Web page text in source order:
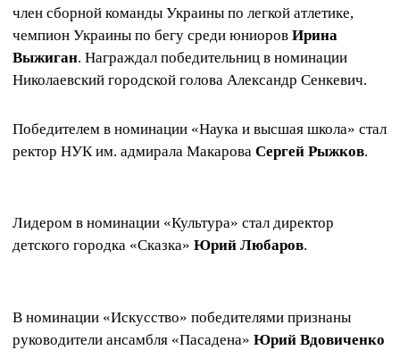
член сборной команды Украины по легкой атлетике,
чемпион Украины по бегу среди юниоров Ирина
Выжиган. Награждал победительниц в номинации
Николаевский городской голова Александр Сенкевич.
Победителем в номинации «Наука и высшая школа» стал
ректор НУК им. адмирала Макарова Сергей Рыжков.
Лидером в номинации «Культура» стал директор
детского городка «Сказка» Юрий Любаров.
В номинации «Искусство» победителями признаны
руководители ансамбля «Пасадена» Юрий Вдовиченко